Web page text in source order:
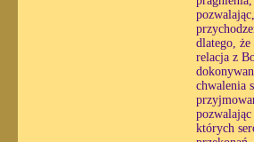
dlatego,
relacja z
chwalenia
których